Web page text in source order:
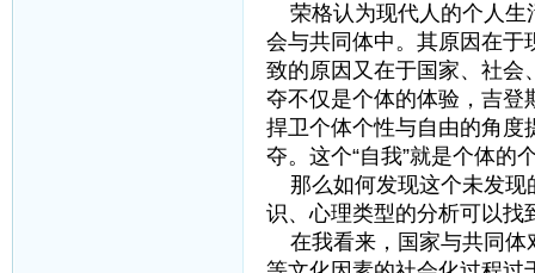
荣格认为现代人的个人生
会与共同体中。其原因在于
致的原因又在于国家、社会
夺不仅是个体的体验，吉登
捍卫个体个性与自由的角度
夺。这个“自我”就是个体的
那么如何发现这个未发现
识、心理类型的分析可以找
在我看来，国家与共同体